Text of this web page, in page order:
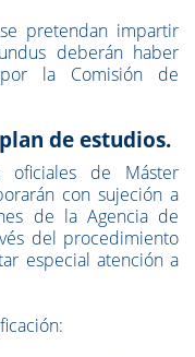
pretendan impartir
deberán haber
la Comisión de
de estudios.
de Máster
con sujeción a
de la Agencia de
del procedimiento
especial atención a